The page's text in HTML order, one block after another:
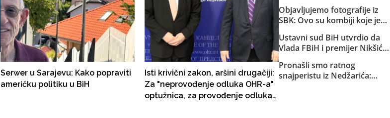
Serwer u Sarajevu: Kako popraviti
američku politiku u BiH
Isti krivični zakon, aršini drugačiji:
Za "neprovođenje odluka OHR-a"
optužnica, za provođenje odluka
Sarajlije i snima svoje
brutalne akcije!
Objavljujemo fotografije iz
SBK: Ovo su kombiji koje je
Republike Srpske za akciju u
Bugojnu!
Ustavni sud BiH utvrdio da
Vlada FBiH i premijer Nikšić
odluka: Sud obavijestio
državno Tužilaštvo
Pronašli smo ratnog
snajperistu iz Nedžarića: